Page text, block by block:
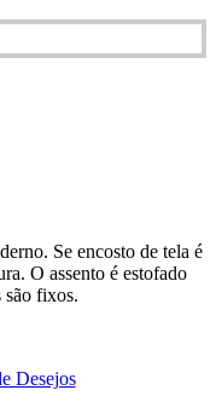
Se encosto de tela é
O assento é estofado
são fixos.
Desejos